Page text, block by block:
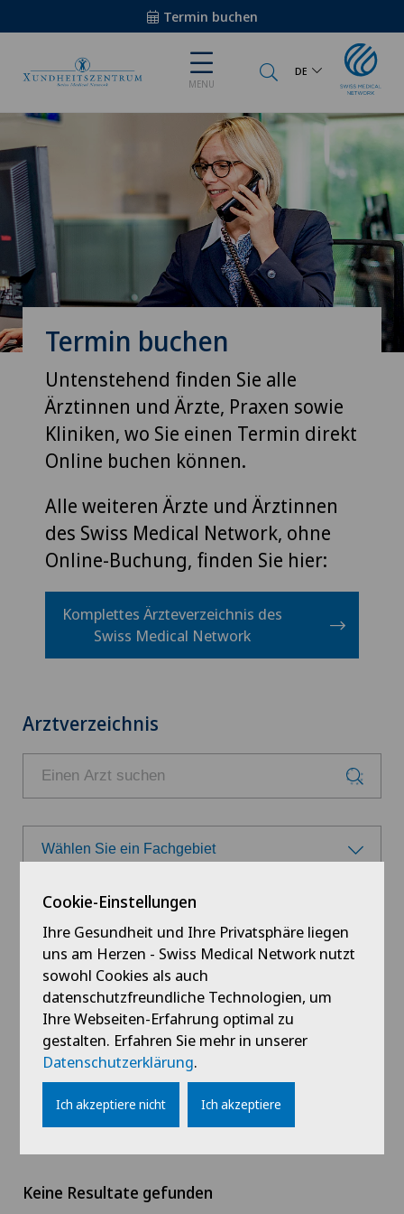
Termin buchen
MENU
DE
Termin buchen
Untenstehend finden Sie alle
Ärztinnen und Ärzte, Praxen sowie
Kliniken, wo Sie einen Termin direkt
Online buchen können.
Alle weiteren Ärzte und Ärztinnen
des Swiss Medical Network, ohne
Online-Buchung, finden Sie hier:
Komplettes Ärzteverzeichnis des
Swiss Medical Network
Arztverzeichnis
Wählen Sie ein Fachgebiet
Wählen Sie ein Fachgebiet
Allgemeine Innere Medizin
Hausärztliche Untersuchung
Ultraschall
Wählen Sie eine Klinik
Ars Medica Agno
Ars Medica Bellinzona
Ars Medica Manno
Wählen Sie einen Kanton
Wählen Sie einen Kanton
ZH
AG
Online-Terminbuchung
A Ä B C E F G
Keine Resultate gefunden
Cookie-Einstellungen
Ihre Gesundheit und Ihre Privatsphäre liegen
uns am Herzen - Swiss Medical Network nutzt
sowohl Cookies als auch
datenschutzfreundliche Technologien, um
Ihre Webseiten-Erfahrung optimal zu
gestalten. Erfahren Sie mehr in unserer
Datenschutzerklärung.
Ich akzeptiere nicht Ich akzeptiere